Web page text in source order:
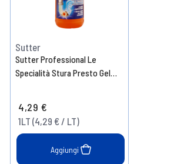
Sutter
Sutter Professional Le
Specialità Stura Presto Gel
4,29 €
1LT (4,29 € / LT)
Aggiungi